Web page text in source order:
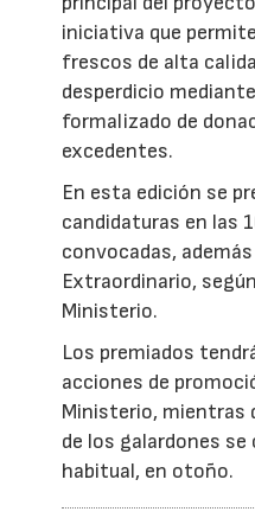
iniciativa que
frescos de alta
desperdicio
formalizado de
excedentes.
En esta edición se
candidaturas en las
convocadas,
Extraordinario,
Ministerio.
Los premiados
acciones de
Ministerio, mientras
de los galardones se
habitual, en otoño.